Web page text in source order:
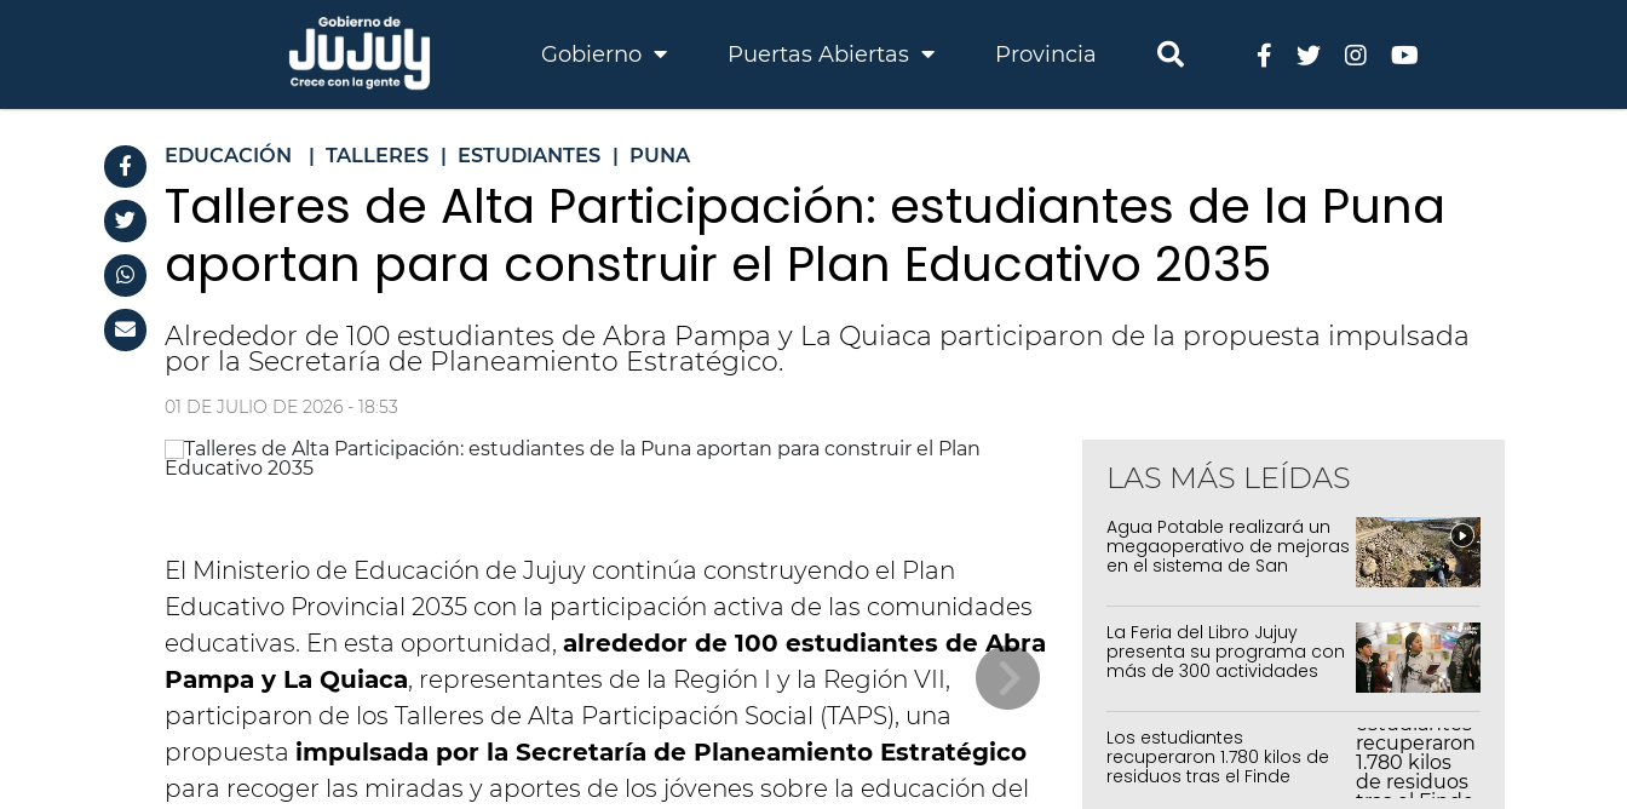
Gobierno Puertas Abiertas Provincia
EDUCACIÓN | TALLERES | ESTUDIANTES | PUNA
Talleres de Alta Participación: estudiantes de la Puna
aportan para construir el Plan Educativo 2035
Alrededor de 100 estudiantes de Abra Pampa y La Quiaca participaron de la propuesta impulsada
por la Secretaría de Planeamiento Estratégico.
01 DE JULIO DE 2026 - 18:53
El Ministerio de Educación de Jujuy continúa construyendo el Plan
Educativo Provincial 2035 con la participación activa de las comunidades
educativas. En esta oportunidad, alrededor de 100 estudiantes de Abra
Pampa y La Quiaca, representantes de la Región I y la Región VII,
participaron de los Talleres de Alta Participación Social (TAPS), una
propuesta impulsada por la Secretaría de Planeamiento Estratégico
para recoger las miradas y aportes de los jóvenes sobre la educación del
LAS MÁS LEÍDAS
Agua Potable realizará un
megaoperativo de mejoras
en el sistema de San
La Feria del Libro Jujuy
presenta su programa con
más de 300 actividades
Los estudiantes
recuperaron 1.780 kilos de
residuos tras el Finde